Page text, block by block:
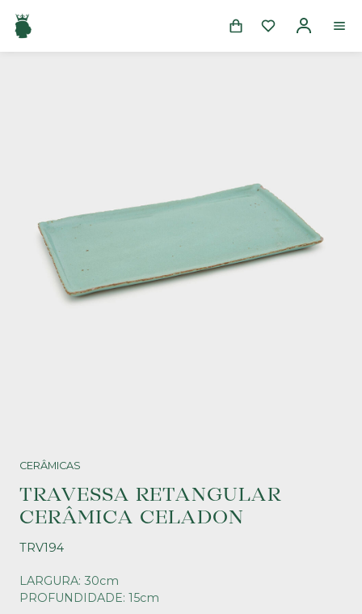
CERÂMICAS
TRAVESSA RETANGULAR
CERÂMICA CELADON
TRV194
LARGURA: 30cm
PROFUNDIDADE: 15cm